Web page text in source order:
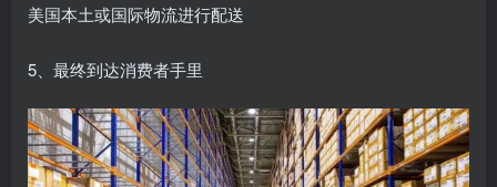
美国本土或国际物流进行配送
5、最终到达消费者手里